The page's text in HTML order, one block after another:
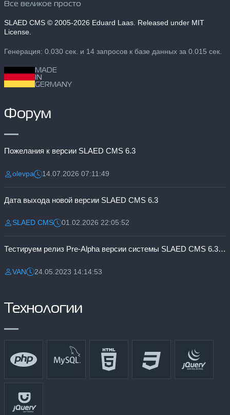
Все великое просто
SLAED CMS © 2005-2026 Eduard Laas. Released under MIT
License.
Генерация: 0.030 сек. и 14 запросов к базе данных за 0.015 сек.
MADE
IN
GERMANY
Форум
Пожелания к версии SLAED CMS 6.3
Разместил:
olevpaДата:14.07.2026 07:11:49
Дата выхода новой версии SLAED CMS 6.3
Разместил:
SLAED CMSДата:01.02.2026 22:05:52
Тестируем релиз Pre-Alpha версии системы SLAED CMS 6.3 Pro
Разместил:
VANДата:24.05.2023 14:14:53
Технологии